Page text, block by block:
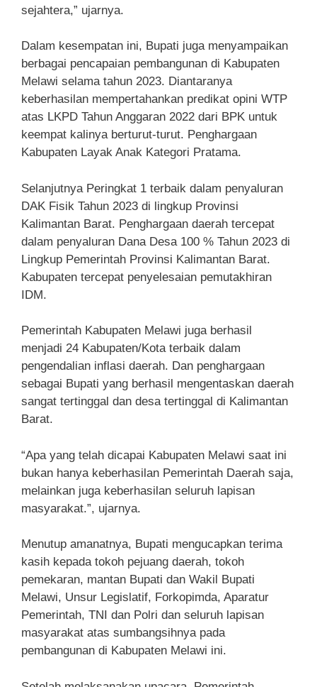
sejahtera,” ujarnya.
Dalam kesempatan ini, Bupati juga menyampaikan
berbagai pencapaian pembangunan di Kabupaten
Melawi selama tahun 2023. Diantaranya
keberhasilan mempertahankan predikat opini WTP
atas LKPD Tahun Anggaran 2022 dari BPK untuk
keempat kalinya berturut-turut. Penghargaan
Kabupaten Layak Anak Kategori Pratama.
Selanjutnya Peringkat 1 terbaik dalam penyaluran
DAK Fisik Tahun 2023 di lingkup Provinsi
Kalimantan Barat. Penghargaan daerah tercepat
dalam penyaluran Dana Desa 100 % Tahun 2023 di
Lingkup Pemerintah Provinsi Kalimantan Barat.
Kabupaten tercepat penyelesaian pemutakhiran
IDM.
Pemerintah Kabupaten Melawi juga berhasil
menjadi 24 Kabupaten/Kota terbaik dalam
pengendalian inflasi daerah. Dan penghargaan
sebagai Bupati yang berhasil mengentaskan daerah
sangat tertinggal dan desa tertinggal di Kalimantan
Barat.
“Apa yang telah dicapai Kabupaten Melawi saat ini
bukan hanya keberhasilan Pemerintah Daerah saja,
melainkan juga keberhasilan seluruh lapisan
masyarakat.”, ujarnya.
Menutup amanatnya, Bupati mengucapkan terima
kasih kepada tokoh pejuang daerah, tokoh
pemekaran, mantan Bupati dan Wakil Bupati
Melawi, Unsur Legislatif, Forkopimda, Aparatur
Pemerintah, TNI dan Polri dan seluruh lapisan
masyarakat atas sumbangsihnya pada
pembangunan di Kabupaten Melawi ini.